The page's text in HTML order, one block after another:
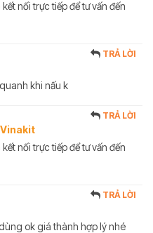
nối trực tiếp để tư vấn đến
TRẢ LỜI
khi nấu k
TRẢ LỜI
nối trực tiếp để tư vấn đến
TRẢ LỜI
ok giá thành hợp lý nhé